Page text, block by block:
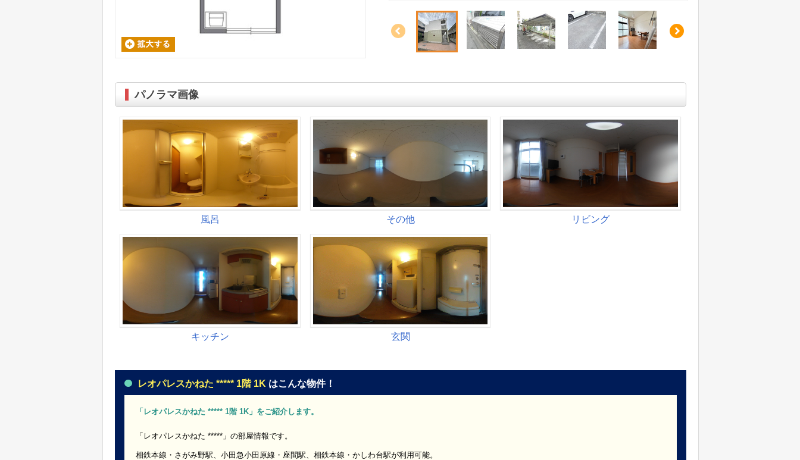
パノラマ画像
レオパレスかねた ***** 1階 1K はこんな物件！
「レオパレスかねた ***** 1階 1K」をご紹介します。
「レオパレスかねた *****」の部屋情報です。
相鉄本線・さがみ野駅、小田急小田原線・座間駅、相鉄本線・かしわ台駅が利用可能。